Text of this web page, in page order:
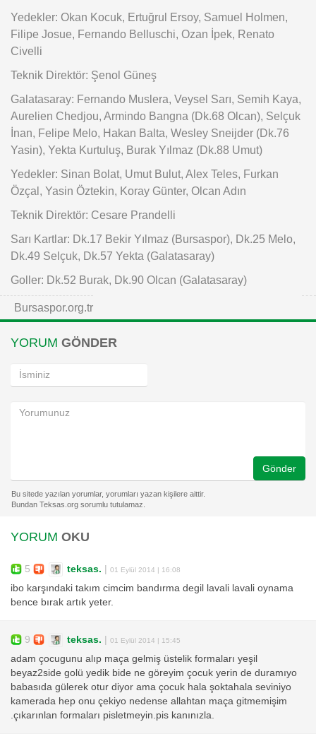
Yedekler: Okan Kocuk, Ertuğrul Ersoy, Samuel Holmen,
Filipe Josue, Fernando Belluschi, Ozan İpek, Renato
Civelli
Teknik Direktör: Şenol Güneş
Galatasaray: Fernando Muslera, Veysel Sarı, Semih Kaya,
Aurelien Chedjou, Armindo Bangna (Dk.68 Olcan), Selçuk
İnan, Felipe Melo, Hakan Balta, Wesley Sneijder (Dk.76
Yasin), Yekta Kurtuluş, Burak Yılmaz (Dk.88 Umut)
Yedekler: Sinan Bolat, Umut Bulut, Alex Teles, Furkan
Özçal, Yasin Öztekin, Koray Günter, Olcan Adın
Teknik Direktör: Cesare Prandelli
Sarı Kartlar: Dk.17 Bekir Yılmaz (Bursaspor), Dk.25 Melo,
Dk.49 Selçuk, Dk.57 Yekta (Galatasaray)
Goller: Dk.52 Burak, Dk.90 Olcan (Galatasaray)
Bursaspor.org.tr
YORUM GÖNDER
Gönder
YORUM OKU
5 teksas. | 01 Eylül 2014 | 16:08
ibo karşındaki takım cimcim bandırma degil lavali lavali oynama
bence bırak artık yeter.
9 teksas. | 01 Eylül 2014 | 15:45
adam çocugunu alıp maça gelmiş üstelik formaları yeşil
beyaz2side golü yedik bide ne göreyim çocuk yerin de duramıyo
babasıda gülerek otur diyor ama çocuk hala şoktahala seviniyo
kamerada hep onu çekiyo nedense allahtan maça gitmemişim
.çıkarınlan formaları pisletmeyin.pis kanınızla.